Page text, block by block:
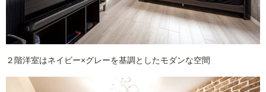
２階洋室はネイビー×グレーを基調としたモダンな空間